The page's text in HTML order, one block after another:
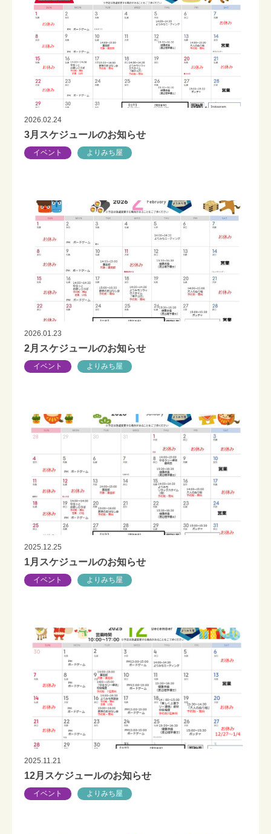
2026.02.24
3月スケジュールのお知らせ
イベント よりみち屋
2026.01.23
2月スケジュールのお知らせ
イベント よりみち屋
2025.12.25
1月スケジュールのお知らせ
イベント よりみち屋
2025.11.21
12月スケジュールのお知らせ
イベント よりみち屋